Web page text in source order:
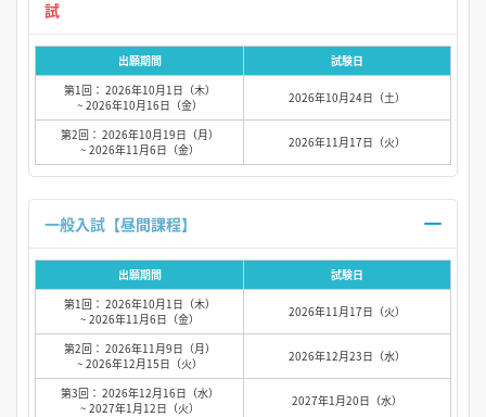
出願期間
試験日
第1回： 2026年10月1日（木）
~ 2026年10月16日（金）
2026年10月24日（土）
第2回： 2026年10月19日（月）
~ 2026年11月6日（金）
2026年11月17日（火）
出願期間
試験日
第1回： 2026年10月1日（木）
~ 2026年11月6日（金）
2026年11月17日（火）
第2回： 2026年11月9日（月）
~ 2026年12月15日（火）
2026年12月23日（水）
第3回： 2026年12月16日（水）
~ 2027年1月12日（火）
2027年1月20日（水）